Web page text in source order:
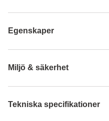
Egenskaper
Miljö & säkerhet
Tekniska specifikationer